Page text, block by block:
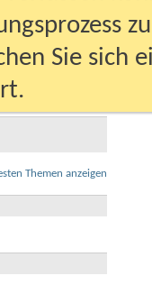
Sie sich
Themen anzeigen